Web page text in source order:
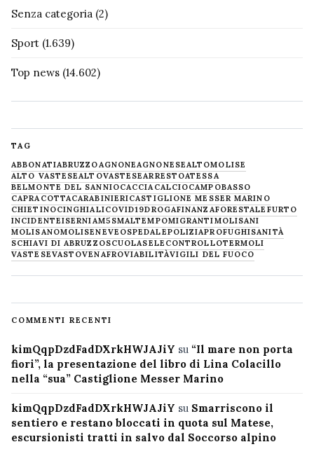
Senza categoria (2)
Sport (1.639)
Top news (14.602)
TAG
ABBONATIABRUZZOAGNONEAGNONESEALTOMOLISE
ALTO VASTESEALTOVASTESEARRESTOATESSA
BELMONTE DEL SANNIOCACCIACALCIOCAMPOBASSO
CAPRACOTTACARABINIERICASTIGLIONE MESSER MARINO
CHIETINOCINGHIALICOVID19DROGAFINANZAFORESTALE FURTO
INCIDENTEISERNIAM5SMALTEMPOMIGRANTIMOLISANI
MOLISANOMOLISENEVE OSPEDALEPOLIZIAPROFUGHISANITÀ
SCHIAVI DI ABRUZZOSCUOLASELECONTROLLOTERMOLI
VASTESEVASTOVENAFROVIABILITÀVIGILI DEL FUOCO
COMMENTI RECENTI
kimQqpDzdFadDXrkHWJAJiY su “Il mare non porta
fiori”, la presentazione del libro di Lina Colacillo
nella “sua” Castiglione Messer Marino
kimQqpDzdFadDXrkHWJAJiY su Smarriscono il
sentiero e restano bloccati in quota sul Matese,
escursionisti tratti in salvo dal Soccorso alpino